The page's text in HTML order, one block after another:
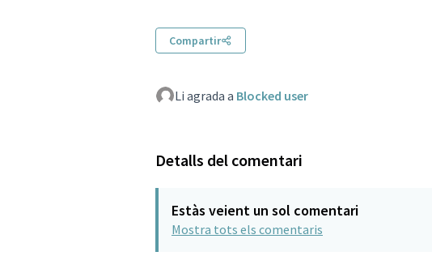
Compartir
Li agrada a Blocked user
Detalls del comentari
Estàs veient un sol comentari
Mostra tots els comentaris